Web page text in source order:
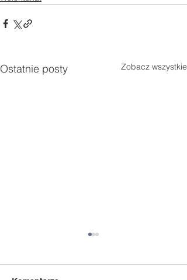
Ostatnie posty Zobacz wszystkie